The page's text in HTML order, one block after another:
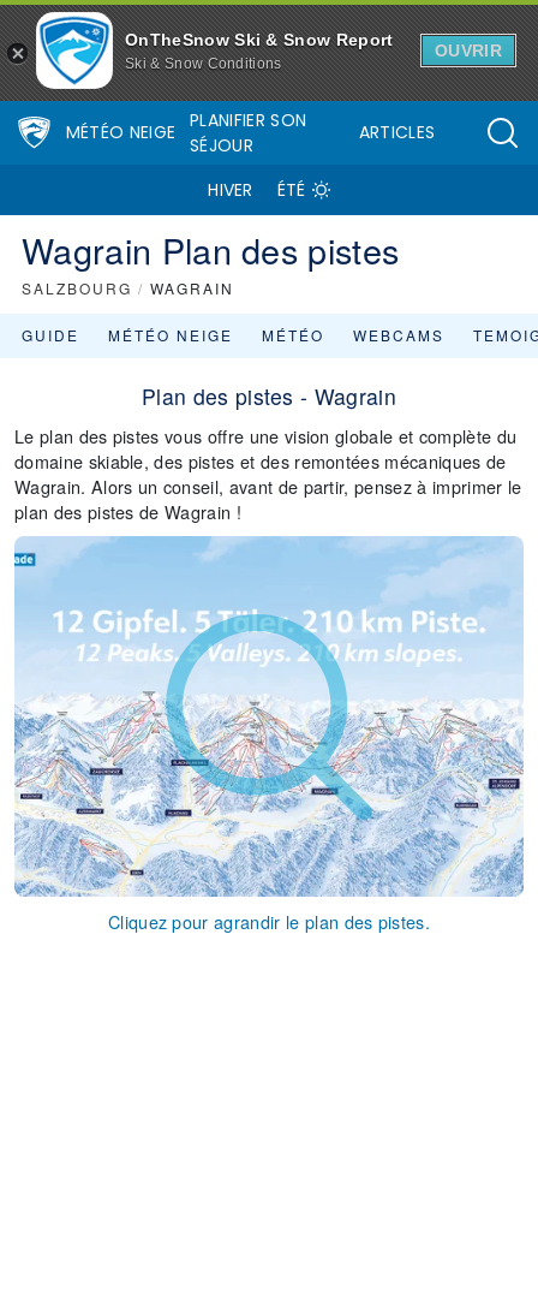
OnTheSnow Ski & Snow Report
Ski & Snow Conditions
OUVRIR
MÉTÉO NEIGE
PLANIFIER SON
SÉJOUR
ARTICLES
HIVER ÉTÉ
Wagrain Plan des pistes
SALZBOURG / WAGRAIN
GUIDE MÉTÉO NEIGE MÉTÉO WEBCAMS
Plan des pistes - Wagrain
Le plan des pistes vous offre une vision globale et complète du
domaine skiable, des pistes et des remontées mécaniques de
Wagrain. Alors un conseil, avant de partir, pensez à imprimer le
plan des pistes de Wagrain !
Cliquez pour agrandir le plan des pistes.